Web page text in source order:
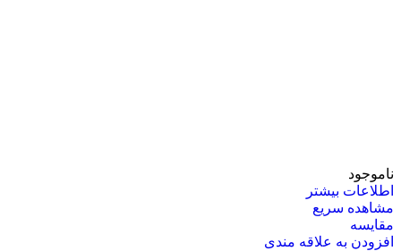
ناموجود
اطلاعات بیشتر
مشاهده سریع
مقایسه
افزودن به علاقه مندی